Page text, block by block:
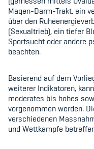
Magen-Darm-Trakt, ein
über den
(Sexualtrieb), ein tiefer
Sportsucht oder andere
beachten.
Basierend auf dem
weiterer Indikatoren,
moderates bis hohes
vorgenommen werden.
verschiedenen
und Wettkampfe